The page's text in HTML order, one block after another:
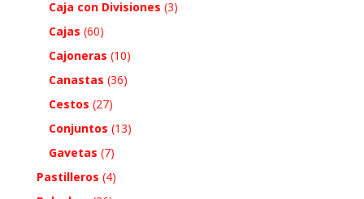
Caja con Divisiones (3)
Cajas (60)
Cajoneras (10)
Canastas (36)
Cestos (27)
Conjuntos (13)
Gavetas (7)
Pastilleros (4)